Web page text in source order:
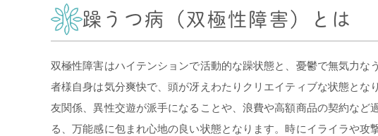
躁うつ病（双極性障害）とは
双極性障害はハイテンションで活動的な躁状態と、憂鬱で無気力
者様自身は気分爽快で、頭が冴えわたりクリエイティブな状態と
友関係、異性交遊が派手になることや、浪費や高額商品の契約など
る、万能感に包まれ心地の良い状態となります。時にイライラや